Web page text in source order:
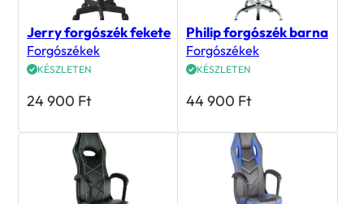
Jerry forgószék fekete
Forgószékek
KÉSZLETEN
24 900 Ft
Philip forgószék barna
Forgószékek
KÉSZLETEN
44 900 Ft